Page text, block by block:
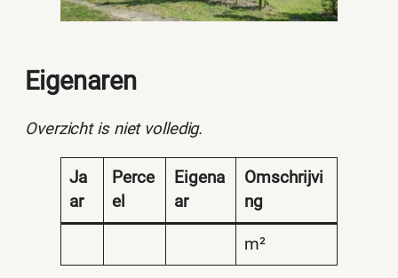
Eigenaren
Overzicht is niet volledig.
Ja
ar
Perce
el
Eigena
ar
Omschrijvi
ng
m²